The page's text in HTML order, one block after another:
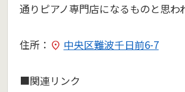
通りピアノ専門店になるものと思わ
住所： 中央区難波千日前6-7
■関連リンク